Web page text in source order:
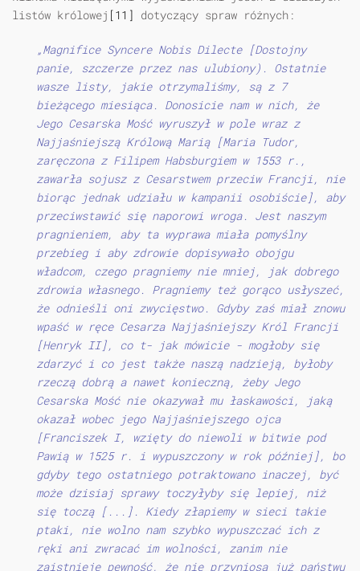
listów królowej [11] dotyczący spraw różnych:
„Magnifice Syncere Nobis Dilecte [Dostojny
panie, szczerze przez nas ulubiony). Ostatnie
wasze listy, jakie otrzymaliśmy, są z 7
bieżącego miesiąca. Donosicie nam w nich, że
Jego Cesarska Mość wyruszył w pole wraz z
Najjaśniejszą Królową Marią [Maria Tudor,
zaręczona z Filipem Habsburgiem w 1553 r.,
zawarła sojusz z Cesarstwem przeciw Francji, nie
biorąc jednak udziału w kampanii osobiście], aby
przeciwstawić się naporowi wroga. Jest naszym
pragnieniem, aby ta wyprawa miała pomyślny
przebieg i aby zdrowie dopisywało obojgu
władcom, czego pragniemy nie mniej, jak dobrego
zdrowia własnego. Pragniemy też gorąco usłyszeć,
że odnieśli oni zwycięstwo. Gdyby zaś miał znowu
wpaść w ręce Cesarza Najjaśniejszy Król Francji
[Henryk II], co t- jak mówicie - mogłoby się
zdarzyć i co jest także naszą nadzieją, byłoby
rzeczą dobrą a nawet konieczną, żeby Jego
Cesarska Mość nie okazywał mu łaskawości, jaką
okazał wobec jego Najjaśniejszego ojca
[Franciszek I, wzięty do niewoli w bitwie pod
Pawią w 1525 r. i wypuszczony w rok później], bo
gdyby tego ostatniego potraktowano inaczej, być
może dzisiaj sprawy toczyłyby się lepiej, niż
się toczą [...]. Kiedy złapiemy w sieci takie
ptaki, nie wolno nam szybko wypuszczać ich z
ręki ani zwracać im wolności, zanim nie
zaistnieje pewność, że nie przyniosą już państwu